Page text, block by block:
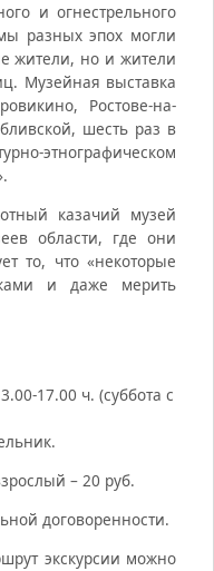
и огнестрельного
разных эпох могли
жители, но и жители
Музейная выставка
Ростове-на-
шесть раз в
этнографическом
казачий музей
области, где они
то, что «некоторые
и даже мерить
17.00 ч. (суббота с
– 20 руб.
договоренности.
экскурсии можно